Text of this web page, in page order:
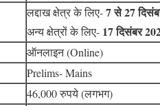
लद्दाख क्षेत्र के लिए-7 से 27
अन्य क्षेत्रों के लिए- 17 दिसंबर
ऑनलाइन (Online)
Prelims- Mains
46,000 रुपये (लगभग)